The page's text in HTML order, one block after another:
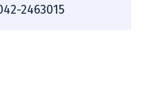
2463015